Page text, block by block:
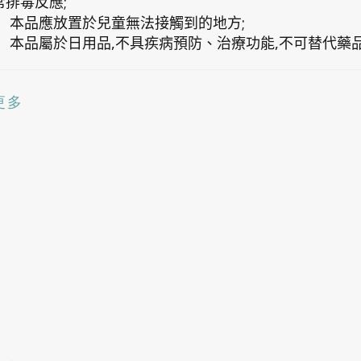
本品應放置於兒童無法接觸到的地方;
本品屬於日用品,不具疾病預防、治療功能,不可替代藥
多